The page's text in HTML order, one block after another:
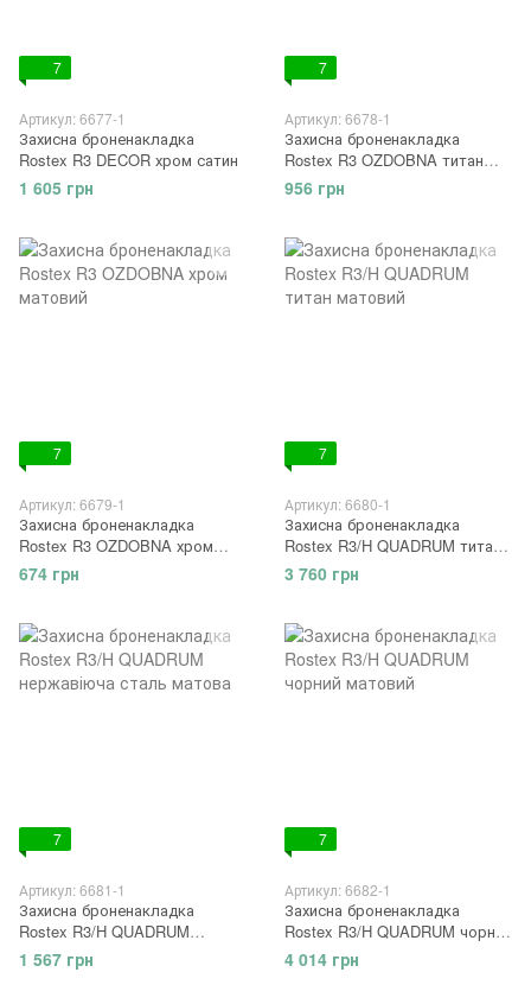
7
Артикул: 6677-1
Захисна броненакладка
Rostex R3 DECOR хром сатин
1 605 грн
7
Артикул: 6678-1
Захисна броненакладка
Rostex R3 OZDOBNA титан
матовий
956 грн
7
Артикул: 6679-1
Захисна броненакладка
Rostex R3 OZDOBNA хром
матовий
674 грн
7
Артикул: 6680-1
Захисна броненакладка
Rostex R3/H QUADRUM титан
матовий
3 760 грн
7
Артикул: 6681-1
Захисна броненакладка
Rostex R3/H QUADRUM
нержавіюча сталь матова
1 567 грн
7
Артикул: 6682-1
Захисна броненакладка
Rostex R3/H QUADRUM чорний
матовий
4 014 грн